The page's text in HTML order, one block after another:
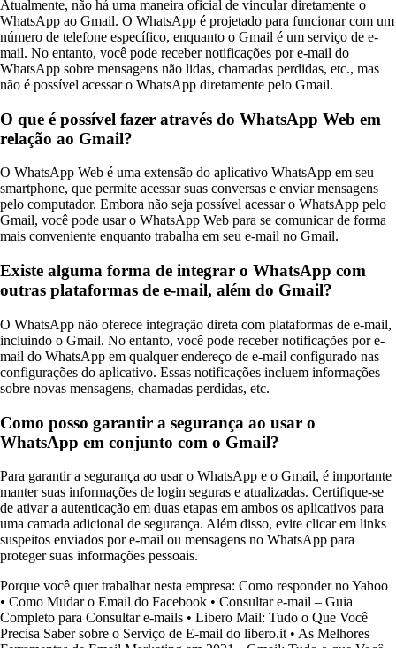
Atualmente, não há uma maneira oficial de vincular diretamente o
WhatsApp ao Gmail. O WhatsApp é projetado para funcionar com um
número de telefone específico, enquanto o Gmail é um serviço de e-
mail. No entanto, você pode receber notificações por e-mail do
WhatsApp sobre mensagens não lidas, chamadas perdidas, etc., mas
não é possível acessar o WhatsApp diretamente pelo Gmail.
O que é possível fazer através do WhatsApp Web em
relação ao Gmail?
O WhatsApp Web é uma extensão do aplicativo WhatsApp em seu
smartphone, que permite acessar suas conversas e enviar mensagens
pelo computador. Embora não seja possível acessar o WhatsApp pelo
Gmail, você pode usar o WhatsApp Web para se comunicar de forma
mais conveniente enquanto trabalha em seu e-mail no Gmail.
Existe alguma forma de integrar o WhatsApp com
outras plataformas de e-mail, além do Gmail?
O WhatsApp não oferece integração direta com plataformas de e-mail,
incluindo o Gmail. No entanto, você pode receber notificações por e-
mail do WhatsApp em qualquer endereço de e-mail configurado nas
configurações do aplicativo. Essas notificações incluem informações
sobre novas mensagens, chamadas perdidas, etc.
Como posso garantir a segurança ao usar o
WhatsApp em conjunto com o Gmail?
Para garantir a segurança ao usar o WhatsApp e o Gmail, é importante
manter suas informações de login seguras e atualizadas. Certifique-se
de ativar a autenticação em duas etapas em ambos os aplicativos para
uma camada adicional de segurança. Além disso, evite clicar em links
suspeitos enviados por e-mail ou mensagens no WhatsApp para
proteger suas informações pessoais.
Porque você quer trabalhar nesta empresa: Como responder no Yahoo
• Como Mudar o Email do Facebook • Consultar e-mail – Guia
Completo para Consultar e-mails • Libero Mail: Tudo o Que Você
Precisa Saber sobre o Serviço de E-mail do libero.it • As Melhores